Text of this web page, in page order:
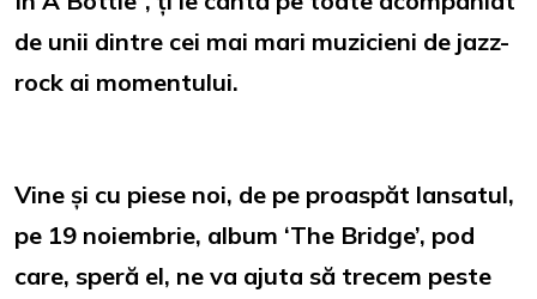
de unii dintre cei mai mari muzicieni de jazz-
rock ai momentului.
Vine și cu piese noi, de pe proaspăt lansatul,
pe 19 noiembrie, album ‘The Bridge’, pod
care, speră el, ne va ajuta să trecem peste